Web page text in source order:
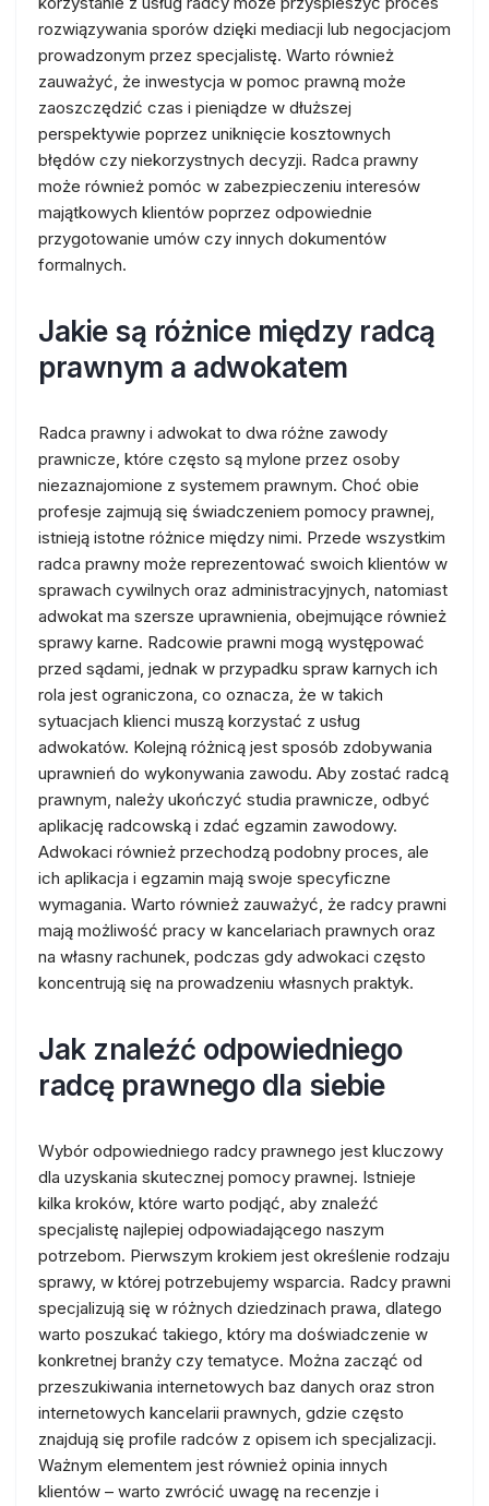
rozwiązywania sporów dzięki mediacji lub negocjacjom
prowadzonym przez specjalistę. Warto również
zauważyć, że inwestycja w pomoc prawną może
zaoszczędzić czas i pieniądze w dłuższej
perspektywie poprzez uniknięcie kosztownych
błędów czy niekorzystnych decyzji. Radca prawny
może również pomóc w zabezpieczeniu interesów
majątkowych klientów poprzez odpowiednie
przygotowanie umów czy innych dokumentów
formalnych.
Jakie są różnice między radcą
prawnym a adwokatem
Radca prawny i adwokat to dwa różne zawody
prawnicze, które często są mylone przez osoby
niezaznajomione z systemem prawnym. Choć obie
profesje zajmują się świadczeniem pomocy prawnej,
istnieją istotne różnice między nimi. Przede wszystkim
radca prawny może reprezentować swoich klientów w
sprawach cywilnych oraz administracyjnych, natomiast
adwokat ma szersze uprawnienia, obejmujące również
sprawy karne. Radcowie prawni mogą występować
przed sądami, jednak w przypadku spraw karnych ich
rola jest ograniczona, co oznacza, że w takich
sytuacjach klienci muszą korzystać z usług
adwokatów. Kolejną różnicą jest sposób zdobywania
uprawnień do wykonywania zawodu. Aby zostać radcą
prawnym, należy ukończyć studia prawnicze, odbyć
aplikację radcowską i zdać egzamin zawodowy.
Adwokaci również przechodzą podobny proces, ale
ich aplikacja i egzamin mają swoje specyficzne
wymagania. Warto również zauważyć, że radcy prawni
mają możliwość pracy w kancelariach prawnych oraz
na własny rachunek, podczas gdy adwokaci często
koncentrują się na prowadzeniu własnych praktyk.
Jak znaleźć odpowiedniego
radcę prawnego dla siebie
Wybór odpowiedniego radcy prawnego jest kluczowy
dla uzyskania skutecznej pomocy prawnej. Istnieje
kilka kroków, które warto podjąć, aby znaleźć
specjalistę najlepiej odpowiadającego naszym
potrzebom. Pierwszym krokiem jest określenie rodzaju
sprawy, w której potrzebujemy wsparcia. Radcy prawni
specjalizują się w różnych dziedzinach prawa, dlatego
warto poszukać takiego, który ma doświadczenie w
konkretnej branży czy tematyce. Można zacząć od
przeszukiwania internetowych baz danych oraz stron
internetowych kancelarii prawnych, gdzie często
znajdują się profile radców z opisem ich specjalizacji.
Ważnym elementem jest również opinia innych
klientów – warto zwrócić uwagę na recenzje i